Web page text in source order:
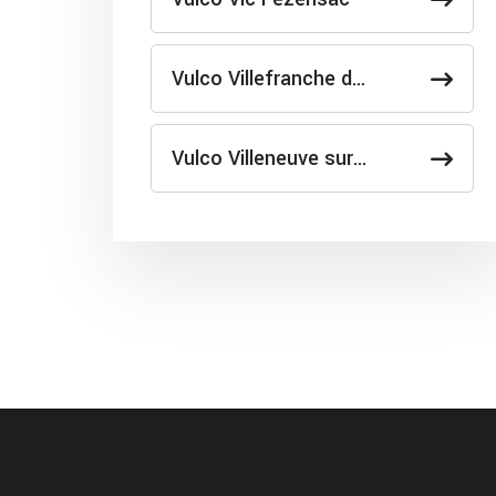
Vulco Villefranche d…
Vulco Villeneuve sur…